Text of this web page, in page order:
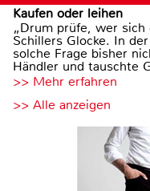
Kaufen oder leihen
„Drum prüfe, wer
Schillers Glocke. In
solche Frage bisher
Händler und tauschte
>> Mehr erfahren
>> Alle anzeigen